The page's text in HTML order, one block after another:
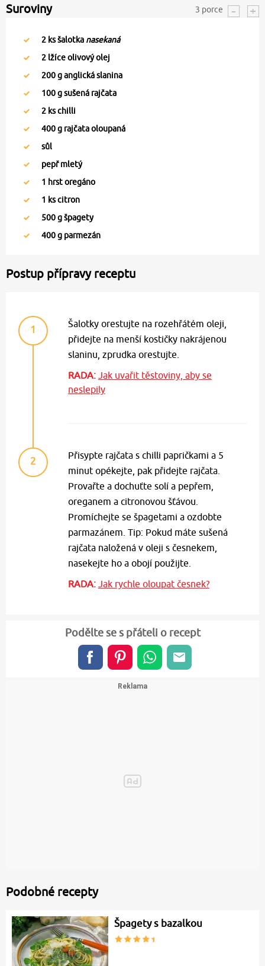
Suroviny 3 porce
2 ks šalotka nasekaná
2 lžíce olivový olej
200g anglická slanina
100g sušená rajčata
2 ks chilli
400g rajčata oloupaná
sůl
pepř mletý
1 hrst oregáno
1 ks citron
500g špagety
400g parmezán
Postup přípravy receptu
1
Šalotky orestujte na rozehřátém oleji,
přidejte na menší kostičky nakrájenou
slaninu, zprudka orestujte.
RADA: Jak uvařit těstoviny, aby se
neslepily
2
Přisypte rajčata s chilli papričkami a 5
minut opékejte, pak přidejte rajčata.
Provařte a dochuťte solí a pepřem,
oreganem a citronovou šťávou.
Promíchejte se špagetami a ozdobte
parmazánem. Tip: Pokud máte sušená
rajčata naložená v oleji s česnekem,
nasekejte ho a obojí použijte.
RADA: Jak rychle oloupat česnek?
Podělte se s přáteli o recept
Podobné recepty
Špagety s bazalkou